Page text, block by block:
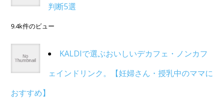
判断5選
9.4k件のビュー
KALDIで選ぶおいしいデカフェ・ノンカフ
ェインドリンク。【妊婦さん・授乳中のママに
おすすめ】